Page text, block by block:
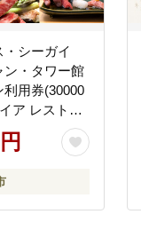
・シーガイ
ン・タワー館
利用券(30000
ア レストラ
券 30,000円
券 レストラ
事 朝食 ラン
前予約 お食